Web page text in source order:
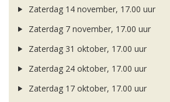
Zaterdag 14 november, 17.00 uur
Zaterdag 7 november, 17.00 uur
Zaterdag 31 oktober, 17.00 uur
Zaterdag 24 oktober, 17.00 uur
Zaterdag 17 oktober, 17.00 uur